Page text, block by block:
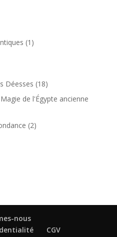
1 1
Déesses 1818
produits
de l'Égypte ancienne
22
nous
CGV